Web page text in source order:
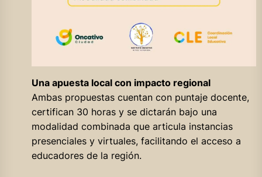
Una apuesta local con impacto regional
Ambas propuestas cuentan con puntaje docente,
certifican 30 horas y se dictarán bajo una
modalidad combinada que articula instancias
presenciales y virtuales, facilitando el acceso a
educadores de la región.